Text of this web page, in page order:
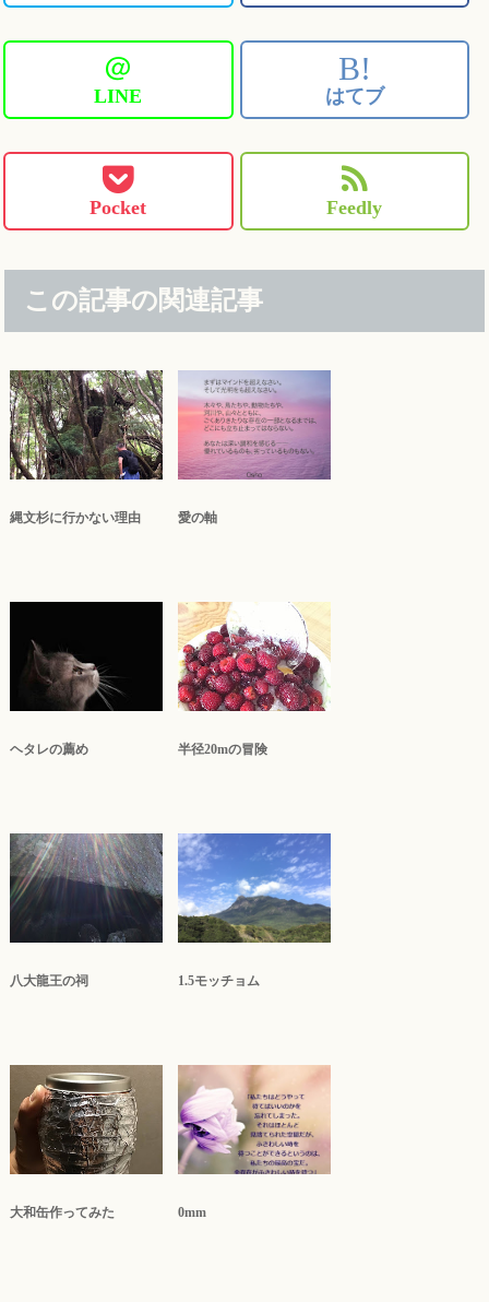
＠
LINE
B!
はてブ
Pocket Feedly
この記事の関連記事
縄文杉に行かない理由 愛の軸
ヘタレの薦め 半径20mの冒険
八大龍王の祠 1.5モッチョム
大和缶作ってみた 0mm